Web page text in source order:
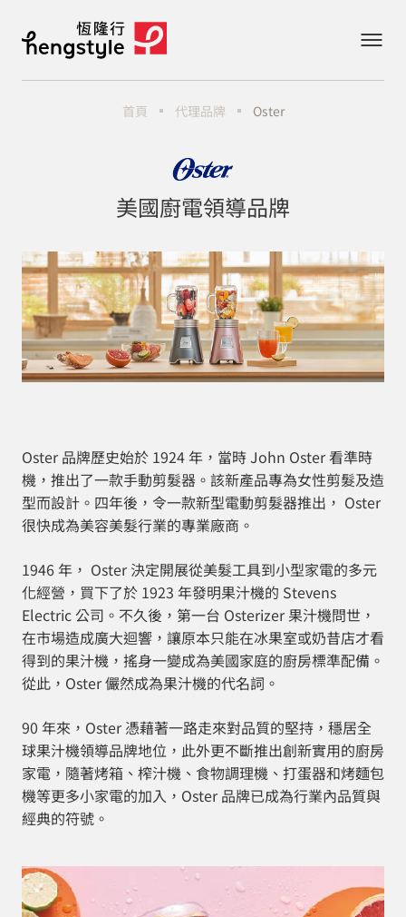
首頁 代理品牌 Oster
美國廚電領導品牌
Oster 品牌歷史始於 1924 年，當時 John Oster 看準時
機，推出了一款手動剪髮器。該新產品專為女性剪髮及造
型而設計。四年後，令一款新型電動剪髮器推出， Oster
很快成為美容美髮行業的專業廠商。
1946 年， Oster 決定開展從美髮工具到小型家電的多元
化經營，買下了於 1923 年發明果汁機的 Stevens
Electric 公司。不久後，第一台 Osterizer 果汁機問世，
在市場造成廣大迴響，讓原本只能在冰果室或奶昔店才看
得到的果汁機，搖身一變成為美國家庭的廚房標準配備。
從此，Oster 儼然成為果汁機的代名詞。
90 年來，Oster 憑藉著一路走來對品質的堅持，穩居全
球果汁機領導品牌地位，此外更不斷推出創新實用的廚房
家電，隨著烤箱、榨汁機、食物調理機、打蛋器和烤麵包
機等更多小家電的加入，Oster 品牌已成為行業內品質與
經典的符號。